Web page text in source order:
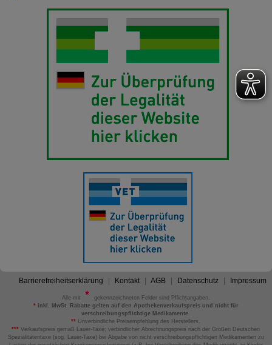
Barrierefreiheitserklärung Kontakt AGB Datenschutz Impressum
Alle mit
gekennzeichneten Felder sind Pflichtangaben.
*inkl. MwSt. Rabatte gelten auf den Apothekenverkaufspreis und nicht für
verschreibungspflichtige Medikamente.
** Unverbindliche Preisempfehlung des Herstellers.
*** Verkaufspreis gemäß Lauer-Taxe; verbindlicher Abrechnungspreis nach der Großen Deutschen
Spezialitätentaxe (sog. Lauer-Taxe) bei Abgabe von nicht verschreibungspflichtigen Medikamenten zu